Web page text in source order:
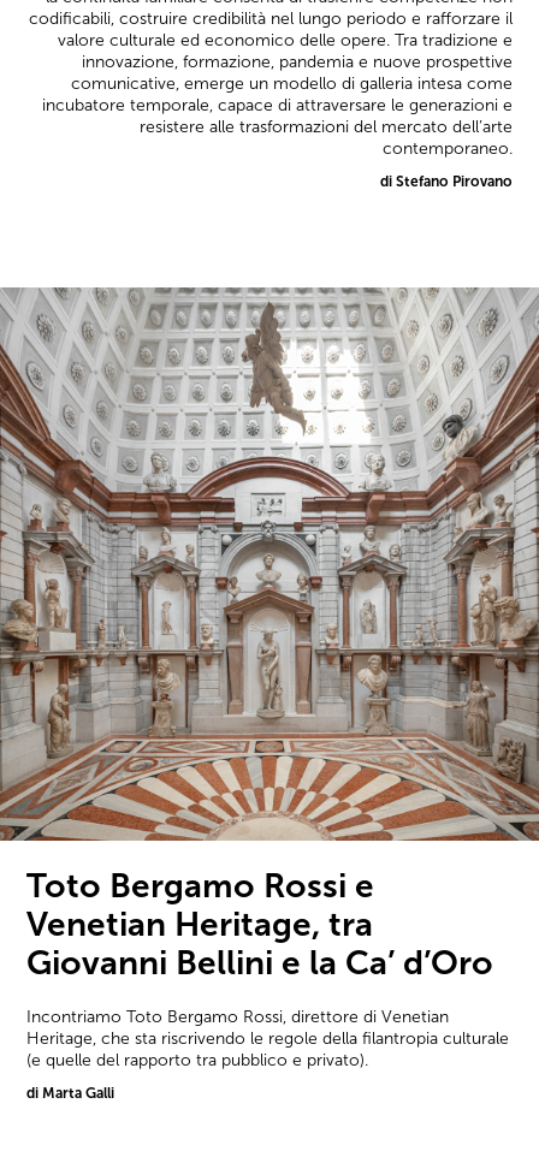
codificabili, costruire credibilità nel lungo periodo e rafforzare il
valore culturale ed economico delle opere. Tra tradizione e
innovazione, formazione, pandemia e nuove prospettive
comunicative, emerge un modello di galleria intesa come
incubatore temporale, capace di attraversare le generazioni e
resistere alle trasformazioni del mercato dell’arte
contemporaneo.
di Stefano Pirovano
Toto Bergamo Rossi e
Venetian Heritage, tra
Giovanni Bellini e la Ca’ d’Oro
Incontriamo Toto Bergamo Rossi, direttore di Venetian
Heritage, che sta riscrivendo le regole della filantropia culturale
(e quelle del rapporto tra pubblico e privato).
di Marta Galli